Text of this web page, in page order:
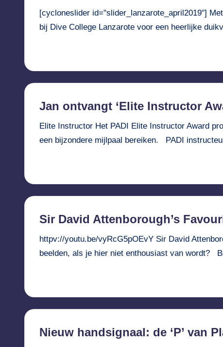
[cycloneslider id="slider_lanzarote_april2019"]
bij Dive College Lanzarote voor een heerlijke
Jan ontvangt ‘Elite Instructor
Elite Instructor Het PADI Elite Instructor Award
een bijzondere mijlpaal bereiken. PADI
Sir David Attenborough’s
httpv://youtu.be/vyRcG5pOEvY Sir David
beelden, als je hier niet enthousiast van wordt?
Nieuw handsignaal: de ‘P’ van